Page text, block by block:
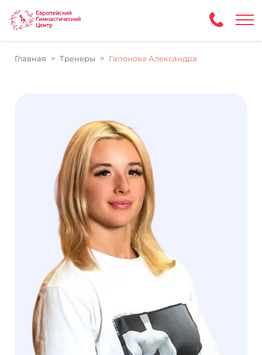
Главная Тренеры Гапонова Александра